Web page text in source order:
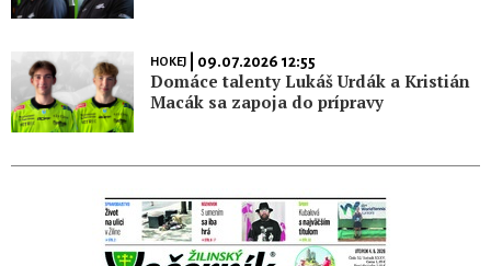
HOKEJ| 09.07.2026 12:55
Domáce talenty Lukáš Urdák a Kristián
Macák sa zapoja do prípravy